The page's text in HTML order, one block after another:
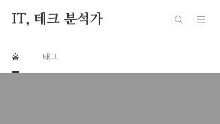
IT, 테크 분석가
홈 태그